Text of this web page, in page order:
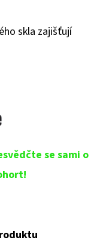
skla zajišťují
se sami o